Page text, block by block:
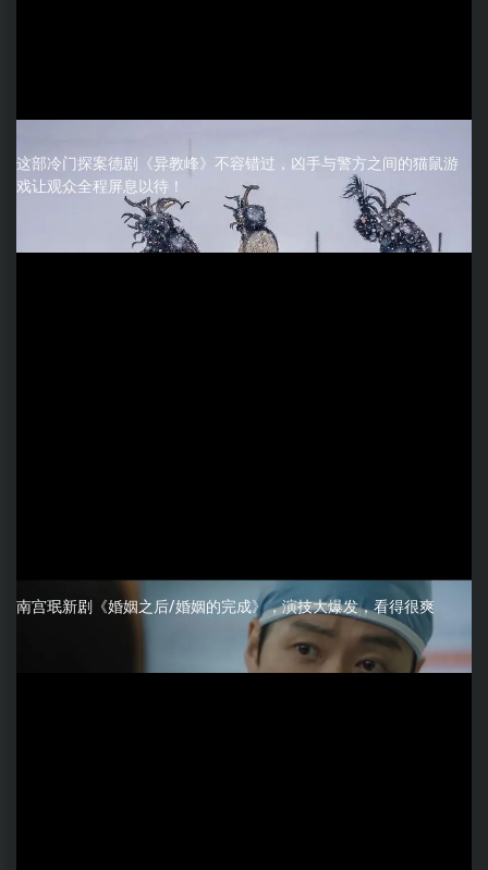
这部冷门探案德剧《异教峰》不容错过，凶手与警方之间的猫鼠游
戏让观众全程屏息以待！
南宫珉新剧《婚姻之后/婚姻的完成》，演技大爆发，看得很爽